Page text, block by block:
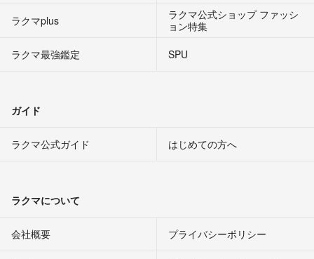
ラクマplus
ラクマ公式ショップ ファッシ
ョン特集
ラクマ最強鑑定
SPU
ガイド
ラクマ公式ガイド はじめての方へ
ラクマについて
会社概要 プライバシーポリシー